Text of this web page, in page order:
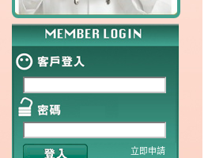
立即申請